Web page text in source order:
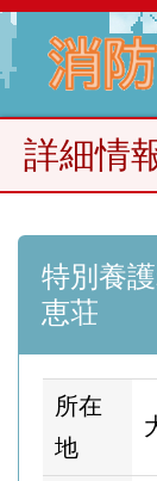
詳細情
特別養
恵荘
所在
地